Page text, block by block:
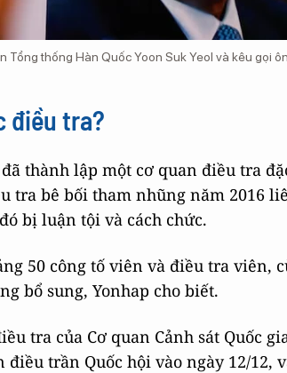
thống Hàn Quốc Yoon Suk Yeol và kêu gọi
điều tra?
đã thành lập một cơ quan điều tra
tra bê bối tham nhũng năm 2016
bị luận tội và cách chức.
50 công tố viên và điều tra viên,
bổ sung, Yonhap cho biết.
tra của Cơ quan Cảnh sát Quốc
trần Quốc hội vào ngày 12/12,